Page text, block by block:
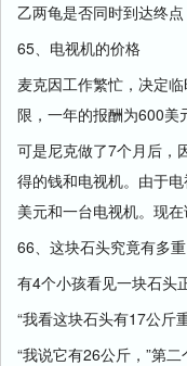
乙两龟是否同时到达终点
65、电视机的价格
麦克因工作繁忙，决定
限，一年的报酬为600美
可是尼克做了7个月后，
得的钱和电视机。由于
美元和一台电视机。现
66、这块石头究竟有多重
有4个小孩看见一块石头
“我看这块石头有17公斤
“我说它有26公斤，”第二